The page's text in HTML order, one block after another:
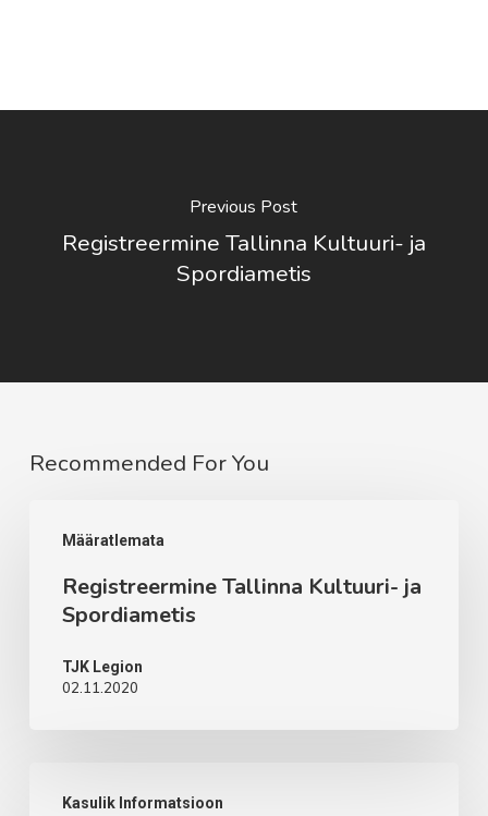
Previous Post
Registreermine Tallinna Kultuuri- ja
Spordiametis
Recommended For You
Määratlemata
Tallinna
Kultuuri-
Spordiametis
Registreermine Tallinna Kultuuri- ja
Spordiametis
TJK Legion
02.11.2020
Kasulik Informatsioon